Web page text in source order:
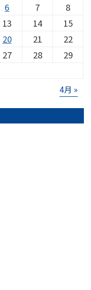
4月 »
6 7
8
13 14
15
20 21
22
27 28
29